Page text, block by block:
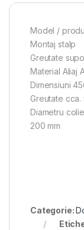
Model /
Montaj stalp
Greutate
Material Aliaj
Dimensiuni
Greutate cca.
Diametru
200 mm
Categorie: